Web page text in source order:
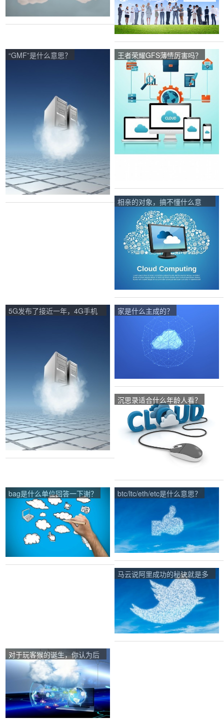
“GMF”是什么意思？ 王者荣耀GFS薄情厉害吗？
相亲的对象，搞不懂什么意
5G发布了接近一年，4G手机
家是什么主成的？
沉思录适合什么年龄人看？
bag是什么单位回答一下谢？ btc/ltc/eth/etc是什么意思？
马云说阿里成功的秘诀就是多
招女性?你怎么看？
对于玩客猴的诞生，你认为后
期发展如何？